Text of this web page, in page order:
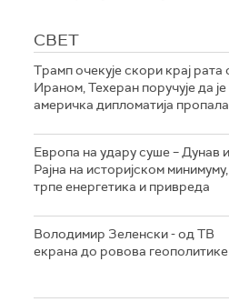
СВЕТ
Трамп очекује скори крај рата
Ираном, Техеран поручује да је
америчка дипломатија пропала
Европа на удару суше – Дунав и
Рајна на историјском минимуму,
трпе енергетика и привреда
Володимир Зеленски - од ТВ
екрана до ровова геополитике